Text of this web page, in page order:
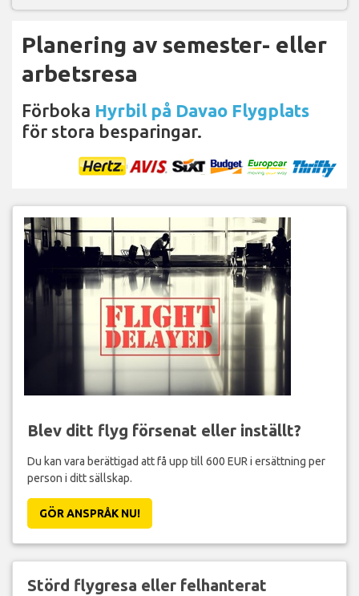
Planering av semester- eller
arbetsresa
Förboka Hyrbil på Davao Flygplats
för stora besparingar.
Blev ditt flyg försenat eller inställt?
Du kan vara berättigad att få upp till 600 EUR i ersättning per
person i ditt sällskap.
GÖR ANSPRÅK NU!
Störd flygresa eller felhanterat